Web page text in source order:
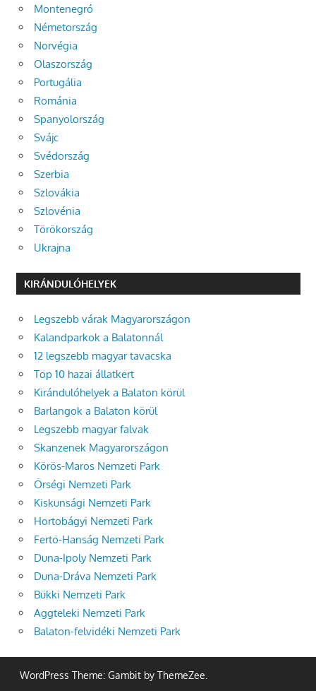
Montenegró
Németország
Norvégia
Olaszország
Portugália
Románia
Spanyolország
Svájc
Svédország
Szerbia
Szlovákia
Szlovénia
Törökország
Ukrajna
KIRÁNDULÓHELYEK
Legszebb várak Magyarországon
Kalandparkok a Balatonnál
12 legszebb magyar tavacska
Top 10 hazai állatkert
Kirándulóhelyek a Balaton körül
Barlangok a Balaton körül
Legszebb magyar falvak
Skanzenek Magyarországon
Körös-Maros Nemzeti Park
Őrségi Nemzeti Park
Kiskunsági Nemzeti Park
Hortobágyi Nemzeti Park
Fertő-Hanság Nemzeti Park
Duna-Ipoly Nemzeti Park
Duna-Dráva Nemzeti Park
Bükki Nemzeti Park
Aggteleki Nemzeti Park
Balaton-felvidéki Nemzeti Park
WordPress Theme: Gambit by ThemeZee.